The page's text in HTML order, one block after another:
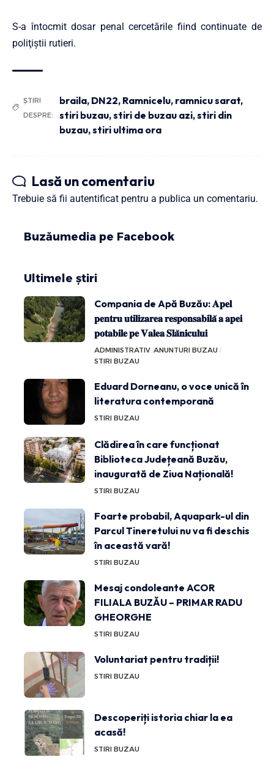
S-a întocmit dosar penal cercetările fiind continuate de
poliţiştii rutieri.
ȘTIRI
DESPRE:
braila, DN22, Ramnicelu, ramnicu sarat,
stiri buzau,stiri de buzau azi,stiri din
buzau,stiri ultima ora
Lasă un comentariu
Trebuie să fii autentificat pentru a publica un comentariu.
Buzăumedia pe Facebook
Ultimele știri
Compania de Apă Buzău: 𝐀𝐩𝐞𝐥
𝐩𝐞𝐧𝐭𝐫𝐮 𝐮𝐭𝐢𝐥𝐢𝐳𝐚𝐫𝐞𝐚 𝐫𝐞𝐬𝐩𝐨𝐧𝐬𝐚𝐛𝐢𝐥𝐚̆ 𝐚 𝐚𝐩𝐞𝐢
𝐩𝐨𝐭𝐚𝐛𝐢𝐥𝐞 𝐩𝐞 𝐕𝐚𝐥𝐞𝐚 𝐒𝐥𝐚̆𝐧𝐢𝐜𝐮𝐥𝐮𝐢
ADMINISTRATIV ANUNTURI BUZAU
STIRI BUZAU
Eduard Dorneanu, o voce unică în
literatura contemporană
STIRI BUZAU
Clădirea în care funcționat
Biblioteca Județeană Buzău,
inaugurată de Ziua Națională!
STIRI BUZAU
Foarte probabil, Aquapark-ul din
Parcul Tineretului nu va fi deschis
în această vară!
STIRI BUZAU
Mesaj condoleante ACOR
FILIALA BUZĂU – PRIMAR RADU
GHEORGHE
STIRI BUZAU
Voluntariat pentru tradiții!
STIRI BUZAU
Descoperiți istoria chiar la ea
acasă!
STIRI BUZAU